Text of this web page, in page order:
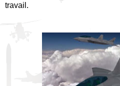
travail.